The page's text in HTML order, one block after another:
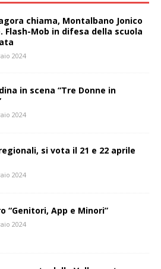
chiama, Montalbano Jonico
Flash-Mob in difesa della scuola
2024
in scena “Tre Donne in
2024
si vota il 21 e 22 aprile
2024
“Genitori, App e Minori”
2024